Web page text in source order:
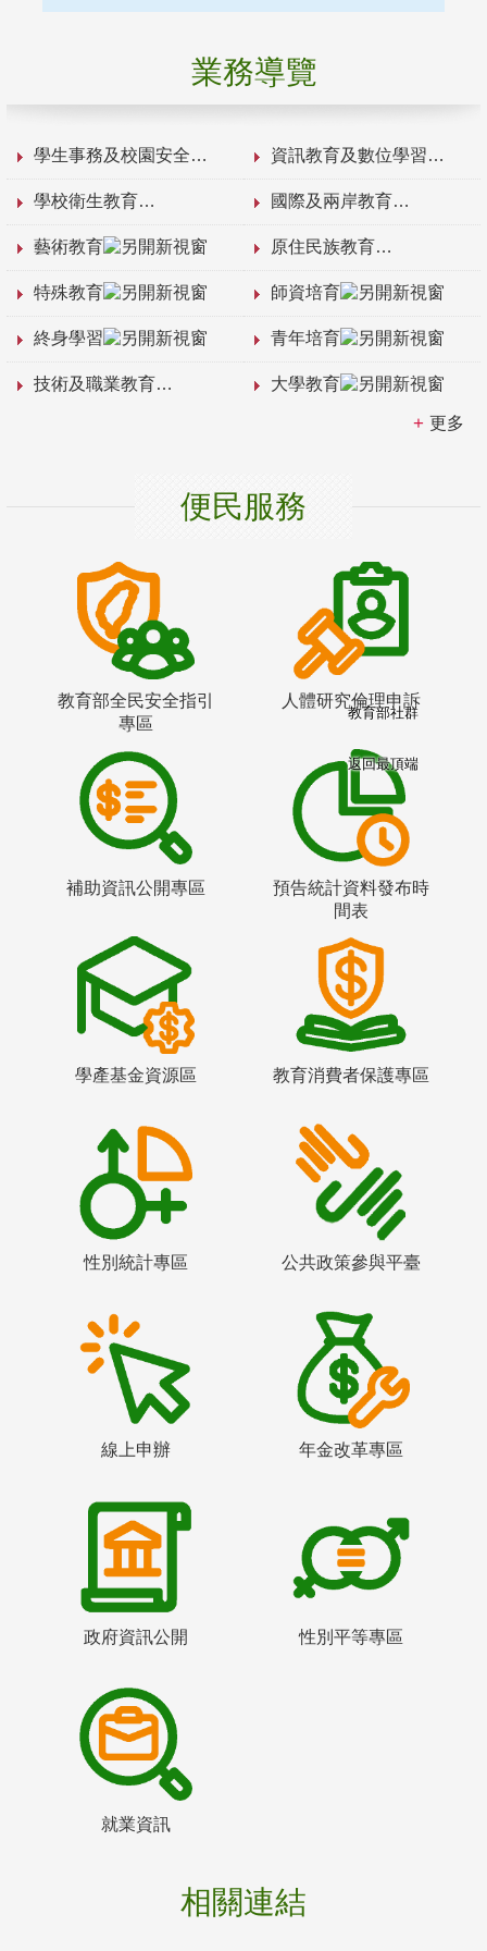
業務導覽
學生事務及校園安全 資訊教育及數位學習
學校衛生教育 國際及兩岸教育
藝術教育 原住民族教育
特殊教育 師資培育
終身學習 青年培育
技術及職業教育 大學教育
更多
便民服務
教育部全民安全指引
專區
人體研究倫理申訴
補助資訊公開專區
預告統計資料發布時
間表
學產基金資源區 教育消費者保護專區
性別統計專區 公共政策參與平臺
線上申辦 年金改革專區
政府資訊公開 性別平等專區
就業資訊
相關連結
教育部社群
返回最頂端